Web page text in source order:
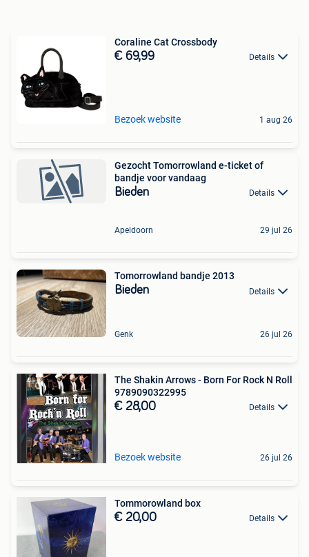
Coraline Cat Crossbody
€ 69,99 Details
Bezoek website 1 aug 26
Gezocht Tomorrowland e-ticket of
bandje voor vandaag
Bieden Details
Apeldoorn 29 jul 26
Tomorrowland bandje 2013
Bieden Details
Genk 26 jul 26
The Shakin Arrows - Born For Rock N Roll
9789090322995
€ 28,00 Details
Bezoek website 26 jul 26
Tommorowland box
€ 20,00 Details